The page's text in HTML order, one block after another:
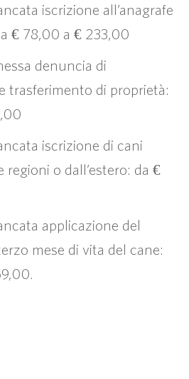
iscrizione all’anagrafe
€ 78,00 a € 233,00
denuncia di
trasferimento di proprietà:
iscrizione di cani
o dall’estero: da €
applicazione del
mese di vita del cane: